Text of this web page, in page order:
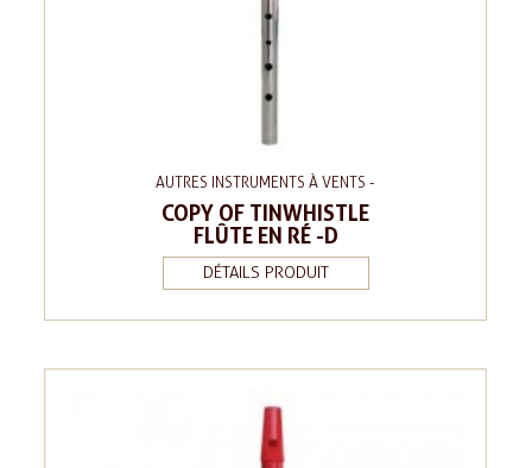
AUTRES INSTRUMENTS À VENTS -
COPY OF TINWHISTLE
FLÛTE EN RÉ -D
DÉTAILS PRODUIT